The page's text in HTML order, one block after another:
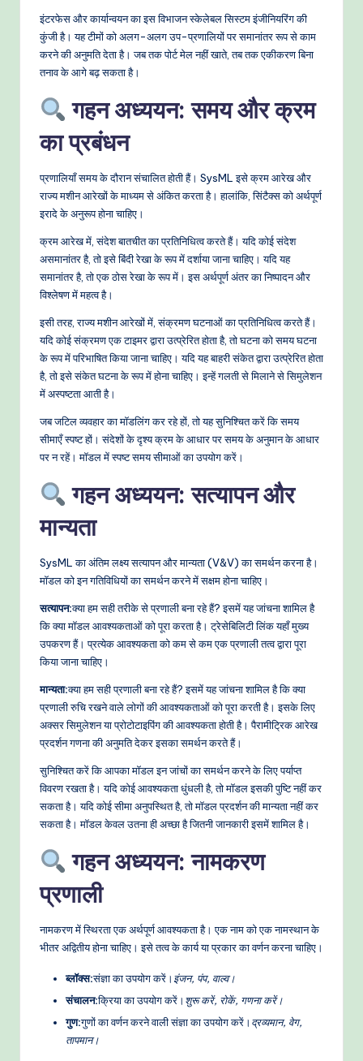
इंटरफेस और कार्यान्वयन का इस विभाजन स्केलेबल सिस्टम इंजीनियरिंग की
कुंजी है। यह टीमों को अलग-अलग उप-प्रणालियों पर समानांतर रूप से काम
करने की अनुमति देता है। जब तक पोर्ट मेल नहीं खाते, तब तक एकीकरण बिना
तनाव के आगे बढ़ सकता है।
गहन अध्ययन: समय और क्रम
का प्रबंधन
प्रणालियाँ समय के दौरान संचालित होती हैं। SysML इसे क्रम आरेख और
राज्य मशीन आरेखों के माध्यम से अंकित करता है। हालांकि, सिंटैक्स को अर्थपूर्ण
इरादे के अनुरूप होना चाहिए।
क्रम आरेख में, संदेश बातचीत का प्रतिनिधित्व करते हैं। यदि कोई संदेश
असमानांतर है, तो इसे बिंदी रेखा के रूप में दर्शाया जाना चाहिए। यदि यह
समानांतर है, तो एक ठोस रेखा के रूप में। इस अर्थपूर्ण अंतर का निष्पादन और
विश्लेषण में महत्व है।
इसी तरह, राज्य मशीन आरेखों में, संक्रमण घटनाओं का प्रतिनिधित्व करते हैं।
यदि कोई संक्रमण एक टाइमर द्वारा उत्प्रेरित होता है, तो घटना को समय घटना
के रूप में परिभाषित किया जाना चाहिए। यदि यह बाहरी संकेत द्वारा उत्प्रेरित होता
है, तो इसे संकेत घटना के रूप में होना चाहिए। इन्हें गलती से मिलाने से सिमुलेशन
में अस्पष्टता आती है।
जब जटिल व्यवहार का मॉडलिंग कर रहे हों, तो यह सुनिश्चित करें कि समय
सीमाएँ स्पष्ट हों। संदेशों के दृश्य क्रम के आधार पर समय के अनुमान के आधार
पर न रहें। मॉडल में स्पष्ट समय सीमाओं का उपयोग करें।
गहन अध्ययन: सत्यापन और
मान्यता
SysML का अंतिम लक्ष्य सत्यापन और मान्यता (V&V) का समर्थन करना है।
मॉडल को इन गतिविधियों का समर्थन करने में सक्षम होना चाहिए।
सत्यापन:क्या हम सही तरीके से प्रणाली बना रहे हैं? इसमें यह जांचना शामिल है
कि क्या मॉडल आवश्यकताओं को पूरा करता है। ट्रेसेबिलिटी लिंक यहाँ मुख्य
उपकरण हैं। प्रत्येक आवश्यकता को कम से कम एक प्रणाली तत्व द्वारा पूरा
किया जाना चाहिए।
मान्यता:क्या हम सही प्रणाली बना रहे हैं? इसमें यह जांचना शामिल है कि क्या
प्रणाली रुचि रखने वाले लोगों की आवश्यकताओं को पूरा करती है। इसके लिए
अक्सर सिमुलेशन या प्रोटोटाइपिंग की आवश्यकता होती है। पैरामीट्रिक आरेख
प्रदर्शन गणना की अनुमति देकर इसका समर्थन करते हैं।
सुनिश्चित करें कि आपका मॉडल इन जांचों का समर्थन करने के लिए पर्याप्त
विवरण रखता है। यदि कोई आवश्यकता धुंधली है, तो मॉडल इसकी पुष्टि नहीं कर
सकता है। यदि कोई सीमा अनुपस्थित है, तो मॉडल प्रदर्शन की मान्यता नहीं कर
सकता है। मॉडल केवल उतना ही अच्छा है जितनी जानकारी इसमें शामिल है।
गहन अध्ययन: नामकरण
प्रणाली
नामकरण में स्थिरता एक अर्थपूर्ण आवश्यकता है। एक नाम को एक नामस्थान के
भीतर अद्वितीय होना चाहिए। इसे तत्व के कार्य या प्रकार का वर्णन करना चाहिए।
ब्लॉक्स:संज्ञा का उपयोग करें। इंजन, पंप, वाल्व।
संचालन:क्रिया का उपयोग करें। शुरू करें, रोकें, गणना करें।
गुण:गुणों का वर्णन करने वाली संज्ञा का उपयोग करें। द्रव्यमान, वेग,
तापमान।